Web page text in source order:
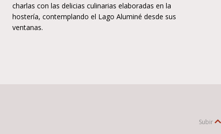
charlas con las delicias culinarias elaboradas en la
hostería, contemplando el Lago Aluminé desde sus
ventanas.
Subir